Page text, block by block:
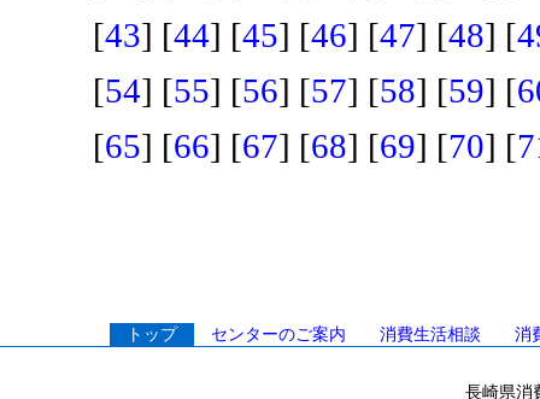
[43] [44] [45] [46] [47] [48] [
[54] [55] [56] [57] [58] [59] [
[65] [66] [67] [68] [69] [70] [
トップ センターのご案内 消費生活相談 消
長崎県消